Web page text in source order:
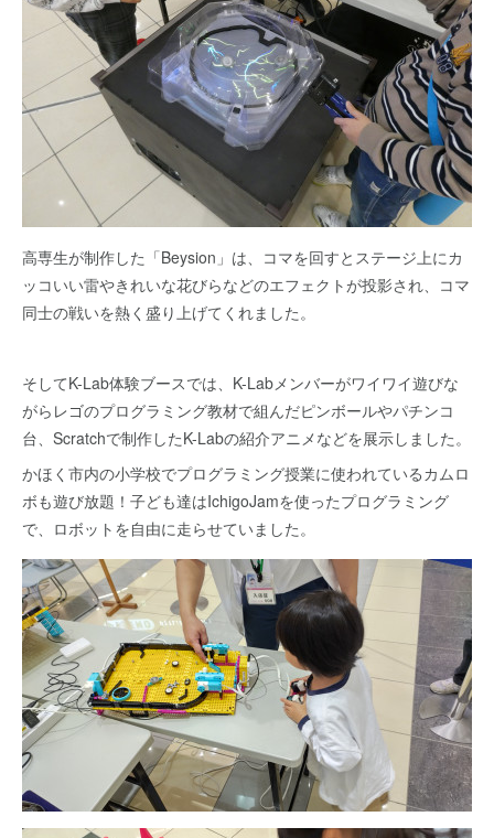
高専生が制作した「Beysion」は、コマを回すとステージ上にカ
ッコいい雷やきれいな花びらなどのエフェクトが投影され、コマ
同士の戦いを熱く盛り上げてくれました。
そしてK-Lab体験ブースでは、K-Labメンバーがワイワイ遊びな
がらレゴのプログラミング教材で組んだピンボールやパチンコ
台、Scratchで制作したK-Labの紹介アニメなどを展示しました。
かほく市内の小学校でプログラミング授業に使われているカムロ
ボも遊び放題！子ども達はIchigoJamを使ったプログラミング
で、ロボットを自由に走らせていました。